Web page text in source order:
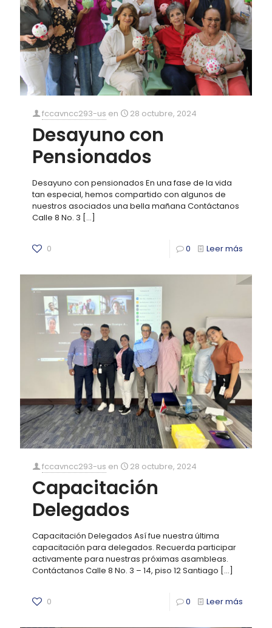
fccavncc293-us en 28 octubre, 2024
Desayuno con
Pensionados
Desayuno con pensionados En una fase de la vida
tan especial, hemos compartido con algunos de
nuestros asociados una bella mañana Contáctanos
Calle 8 No. 3 […]
0 0 Leer más
fccavncc293-us en 28 octubre, 2024
Capacitación
Delegados
Capacitación Delegados Así fue nuestra última
capacitación para delegados. Recuerda participar
activamente para nuestras próximas asambleas.
Contáctanos Calle 8 No. 3 – 14, piso 12 Santiago […]
0 0 Leer más